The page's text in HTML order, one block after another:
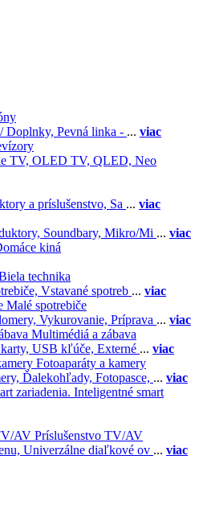
Doplnky, Pevná linka - ... viac
TV, OLED TV, QLED, Neo
a príslušenstvo, Sa ... viac
Soundbary, Mikro/Mi ... viac
kiná
technika
Vstavané spotreb ... viac
Malé spotrebiče
Vykurovanie, Príprava ... viac
Multimédiá a zábava
USB kľúče, Externé ... viac
Fotoaparáty a kamery
Ďalekohľady, Fotopasce, ... viac
Inteligentné smart
Príslušenstvo TV/AV
Univerzálne diaľkové ov ... viac